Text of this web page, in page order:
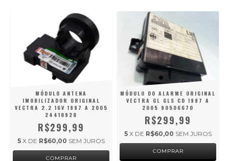
MÓDULO ANTENA
IMOBILIZADOR ORIGINAL
VECTRA 2.2 16V 1997 A 2005
24418928
R$299,99
5 X DE R$60,00 SEM JUROS
MÓDULO DO ALARME ORIGINAL
VECTRA GL GLS CD 1997 A
2005 90506670
R$299,99
5 X DE R$60,00 SEM JUROS